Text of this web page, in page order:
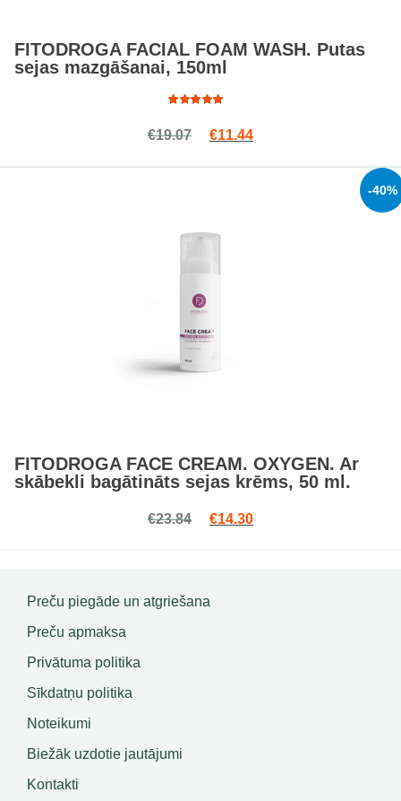
FITODROGA FACIAL FOAM WASH. Putas
sejas mazgāšanai, 150ml
4.67
out
€19.07 Original price was: €19.07.
€11.44Current price is:
-40%
FITODROGA FACE CREAM. OXYGEN. Ar
skābekli bagātināts sejas krēms, 50 ml.
€23.84 Original price was: €23.84.
€14.30Current price is:
Preču piegāde un atgriešana
Preču apmaksa
Privātuma politika
Sīkdatņu politika
Noteikumi
Biežāk uzdotie jautājumi
Kontakti